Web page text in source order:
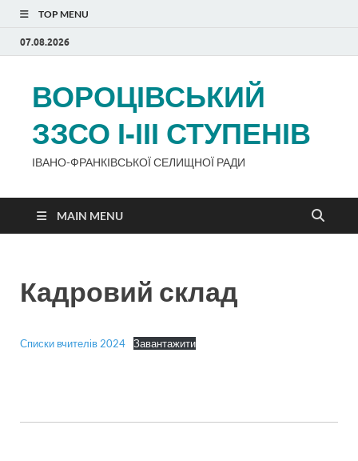
TOP MENU
07.08.2026
ВОРОЦІВСЬКИЙ
ЗЗСО І-ІІІ СТУПЕНІВ
ІВАНО-ФРАНКІВСЬКОЇ СЕЛИЩНОЇ РАДИ
MAIN MENU
Кадровий склад
Списки вчителів 2024 Завантажити